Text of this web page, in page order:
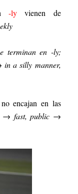
-ly vienen de
terminan en -ly;
a silly manner,
encajan en las
→ fast, public →